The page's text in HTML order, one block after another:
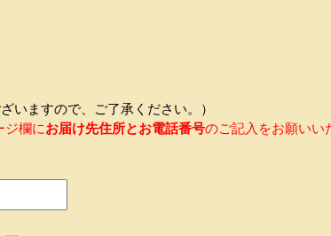
いますので、ご了承ください。）
ジ欄にお届け先住所とお電話番号のご記入をお願いい